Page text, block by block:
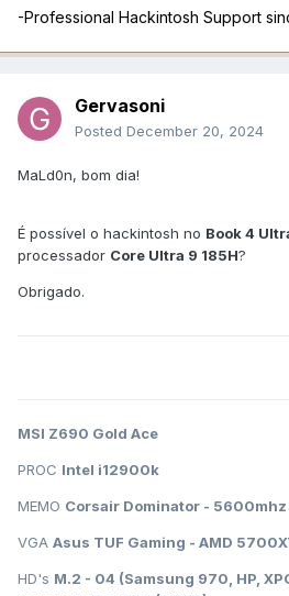
-Professional Hackintosh Support
Gervasoni
Posted December 20, 2024
MaLd0n, bom dia!
É possível o hackintosh no Book 4
processador Core Ultra 9 185H?
Obrigado.
MSI Z690 Gold Ace
PROC Intel i12900k
MEMO Corsair Dominator - 5600mhz
VGA Asus TUF Gaming - AMD
HD's M.2 - 04 (Samsung 970, HP,